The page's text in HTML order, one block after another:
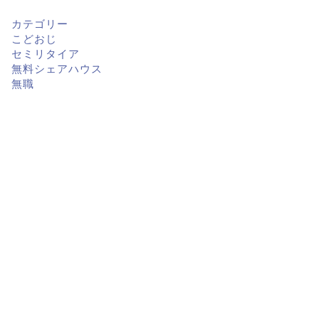
カテゴリー
こどおじ
セミリタイア
無料シェアハウス
無職